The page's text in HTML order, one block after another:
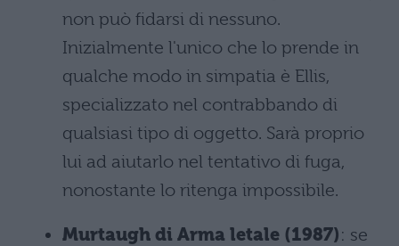
non può fidarsi di nessuno.
Inizialmente l'unico che lo prende in
qualche modo in simpatia è Ellis,
specializzato nel contrabbando di
qualsiasi tipo di oggetto. Sarà proprio
lui ad aiutarlo nel tentativo di fuga,
nonostante lo ritenga impossibile.
Murtaugh di Arma letale (1987): se